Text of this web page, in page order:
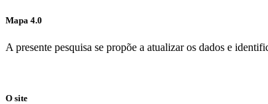
Mapa 4.0
A presente pesquisa se propõe a atualizar os dados e
O site